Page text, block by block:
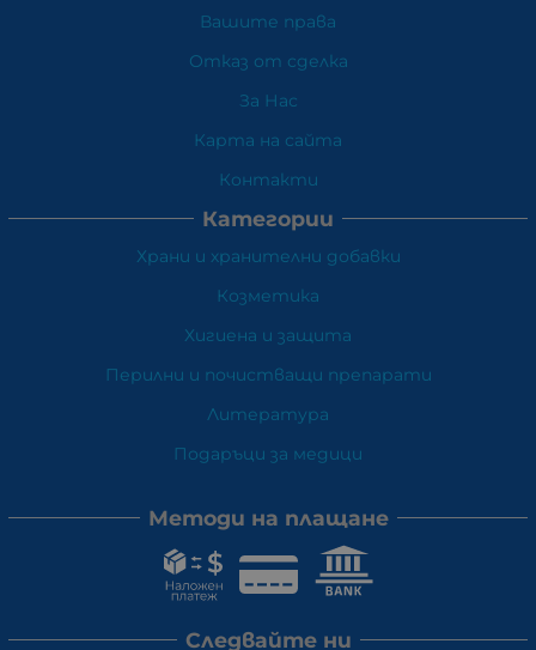
Вашите права
Отказ от сделка
За Нас
Карта на сайта
Контакти
Категории
Храни и хранителни добавки
Козметика
Хигиена и защита
Перилни и почистващи препарати
Литература
Подаръци за медици
Методи на плащане
Следвайте ни